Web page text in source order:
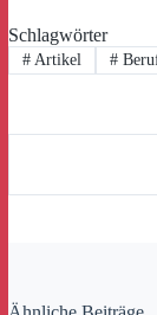
Schlagwörter
#Artikel #